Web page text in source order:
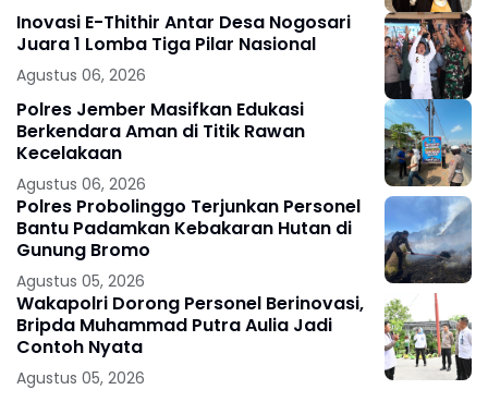
Inovasi E-Thithir Antar Desa Nogosari
Juara 1 Lomba Tiga Pilar Nasional
Agustus 06, 2026
Polres Jember Masifkan Edukasi
Berkendara Aman di Titik Rawan
Kecelakaan
Agustus 06, 2026
Polres Probolinggo Terjunkan Personel
Bantu Padamkan Kebakaran Hutan di
Gunung Bromo
Agustus 05, 2026
Wakapolri Dorong Personel Berinovasi,
Bripda Muhammad Putra Aulia Jadi
Contoh Nyata
Agustus 05, 2026